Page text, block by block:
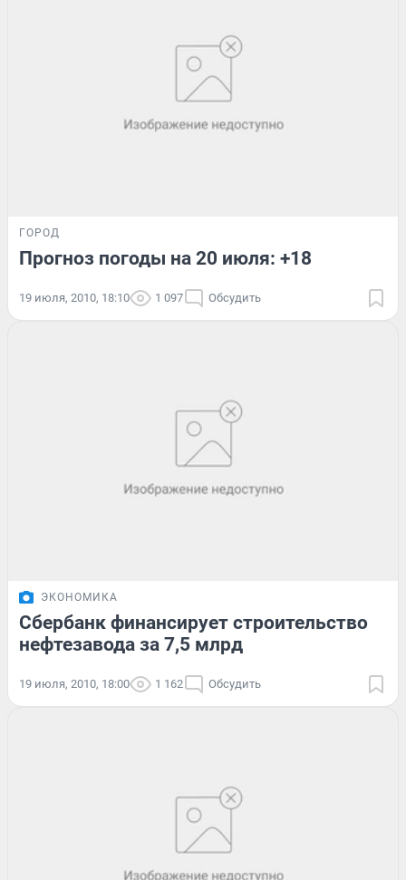
ГОРОД
Прогноз погоды на 20 июля: +18
19 июля, 2010, 18:10 1 097 Обсудить
ЭКОНОМИКА
Сбербанк финансирует строительство
нефтезавода за 7,5 млрд
19 июля, 2010, 18:00 1 162 Обсудить